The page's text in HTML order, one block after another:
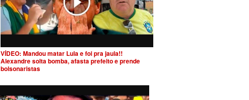
VÍDEO: Mandou matar Lula e foi pra jaula!!
Alexandre solta bomba, afasta prefeito e prende
bolsonaristas